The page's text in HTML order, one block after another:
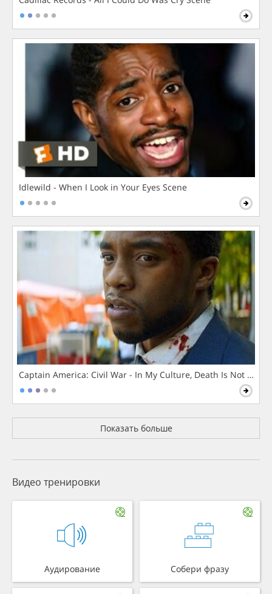
Idlewild - When I Look in Your Eyes Scene
Captain America: Civil War - In My Culture, Death Is Not The
Показать больше
Видео тренировки
Аудирование Собери фразу